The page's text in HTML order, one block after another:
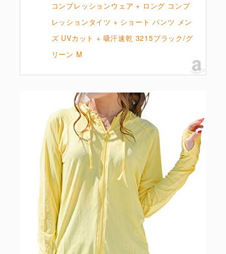
コンプレッションウェア + ロング コンプ
レッションタイツ + ショート パンツ メン
ズ UVカット + 吸汗速乾 3215ブラック/グ
リーン M